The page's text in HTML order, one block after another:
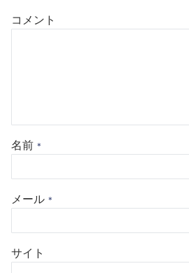
コメント
名前 *
メール *
サイト